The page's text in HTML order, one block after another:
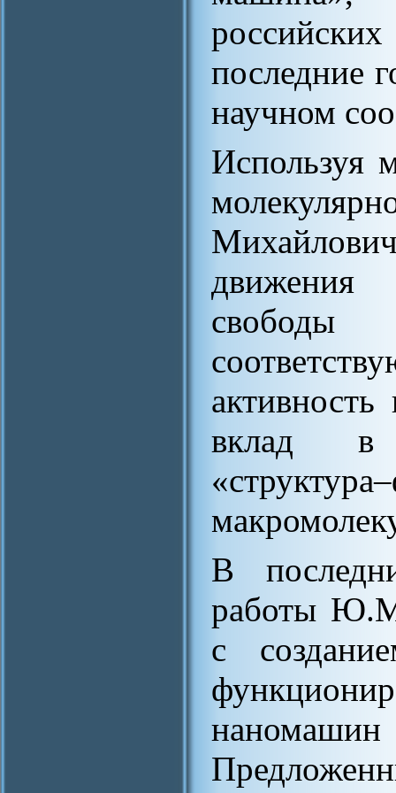
последние
научном
Используя
движения
свободы
вклад в
В
работы
с